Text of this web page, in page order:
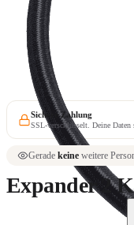
Sichere Zahlung
SSL-verschlüsselt. Deine Daten
Gerade keine weitere
Expander 2